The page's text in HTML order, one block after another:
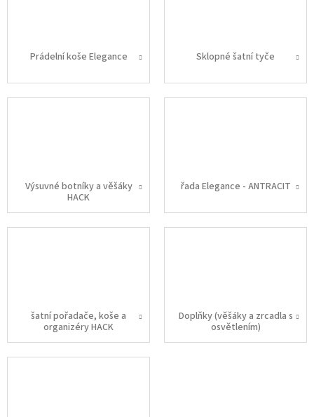
Prádelní koše Elegance Sklopné šatní tyče
Výsuvné botníky a věšáky
HACK
řada Elegance - ANTRACIT
šatní pořadače, koše a
organizéry HACK
Doplňky (věšáky a zrcadla s
osvětlením)